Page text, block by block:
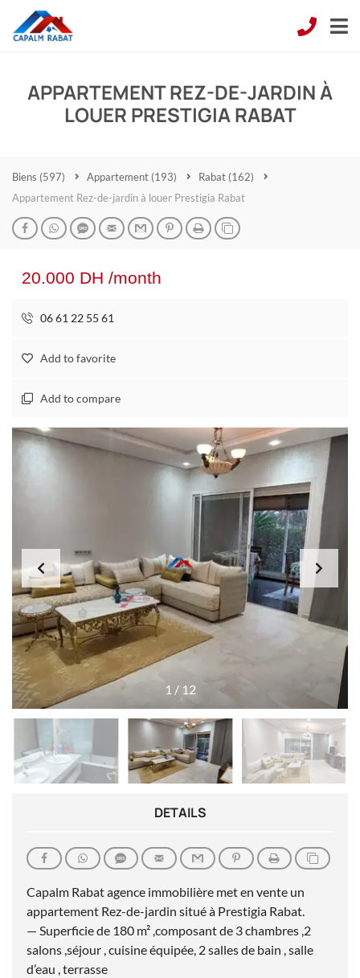
APPARTEMENT REZ-DE-JARDIN À
LOUER PRESTIGIA RABAT
Biens (597) Appartement (193) Rabat (162)
Appartement Rez-de-jardin à louer Prestigia Rabat
20.000 DH /month
06 61 22 55 61
Add to favorite
Add to compare
1 / 12
DETAILS
Capalm Rabat agence immobilière met en vente un
appartement Rez-de-jardin situé à Prestigia Rabat.
— Superficie de 180 m² ,composant de 3 chambres ,2
salons ,séjour , cuisine équipée, 2 salles de bain , salle
d’eau , terrasse